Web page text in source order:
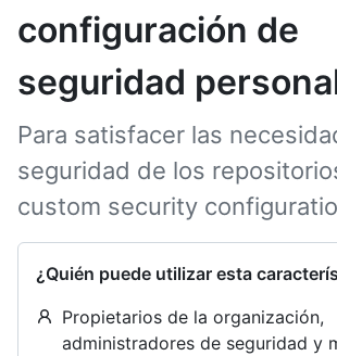
configuración de
seguridad
Para satisfacer las
seguridad de los
custom security
¿Quién puede utilizar esta
Propietarios de la organización,
administradores de seguridad y